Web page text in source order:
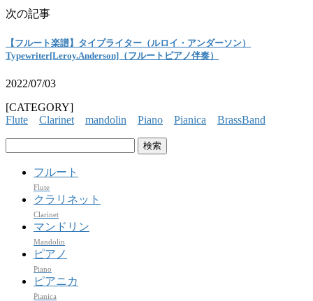
次の記事
【フルート楽譜】タイプライター（ルロイ・アンダーソン）
Typewriter[Leroy.Anderson]（フルートピアノ伴奏）
2022/07/03
[CATEGORY]
Flute
Clarinet mandolin Piano Pianica
BrassBand
フルート
Flute
クラリネット
Clarinet
マンドリン
Mandolin
ピアノ
Piano
ピアニカ
Pianica